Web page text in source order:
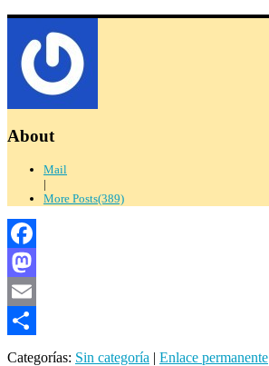
About
Mail
|
More Posts(389)
Facebook
Mastodon
Email
Compartir
Categorías: Sin categoría | Enlace permanente